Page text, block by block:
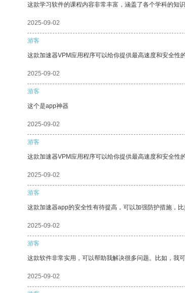
这款学习软件的课程内容非常丰富，涵盖了各个学科的知
2025-09-02
游客
这款加速器VPM应用程序可以给你提供最高速度和安全性
2025-09-02
游客
这个是app神器
2025-09-02
游客
这款加速器VPM应用程序可以给你提供最高速度和安全性
2025-09-02
游客
这款加速器app的安全性有待提高，可以加强防护措施，比
2025-09-02
游客
这款软件非常实用，可以帮助我解决很多问题。比如，我
2025-09-02